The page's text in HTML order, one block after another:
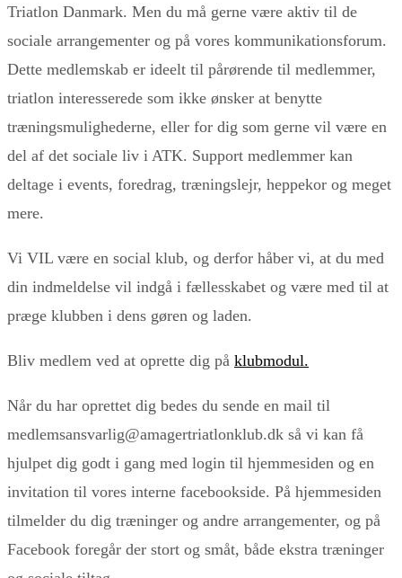
Triatlon Danmark. Men du må gerne være aktiv til de
sociale arrangementer og på vores kommunikationsforum.
Dette medlemskab er ideelt til pårørende til medlemmer,
triatlon interesserede som ikke ønsker at benytte
træningsmulighederne, eller for dig som gerne vil være en
del af det sociale liv i ATK. Support medlemmer kan
deltage i events, foredrag, træningslejr, heppekor og meget
mere.
Vi VIL være en social klub, og derfor håber vi, at du med
din indmeldelse vil indgå i fællesskabet og være med til at
præge klubben i dens gøren og laden.
Bliv medlem ved at oprette dig på klubmodul.
Når du har oprettet dig bedes du sende en mail til
medlemsansvarlig@amagertriatlonklub.dk så vi kan få
hjulpet dig godt i gang med login til hjemmesiden og en
invitation til vores interne facebookside. På hjemmesiden
tilmelder du dig træninger og andre arrangementer, og på
Facebook foregår der stort og småt, både ekstra træninger